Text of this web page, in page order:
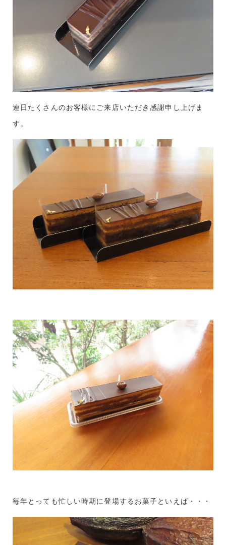
連日たくさんのお客様にご来店いただき感謝申し上げま
す。
毎年とっても忙しい時期に登場するお菓子といえば・・・